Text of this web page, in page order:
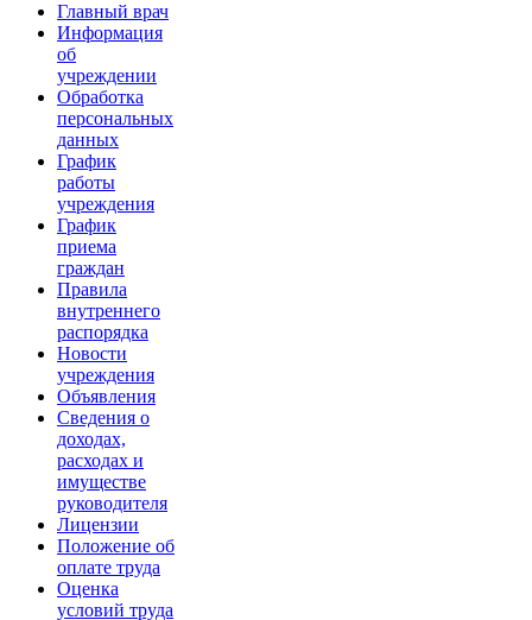
Главный врач
Информация
об
учреждении
Обработка
персональных
данных
График
работы
учреждения
График
приема
граждан
Правила
внутреннего
распорядка
Новости
учреждения
Объявления
Сведения о
доходах,
расходах и
имуществе
руководителя
Лицензии
Положение об
оплате труда
Оценка
условий труда